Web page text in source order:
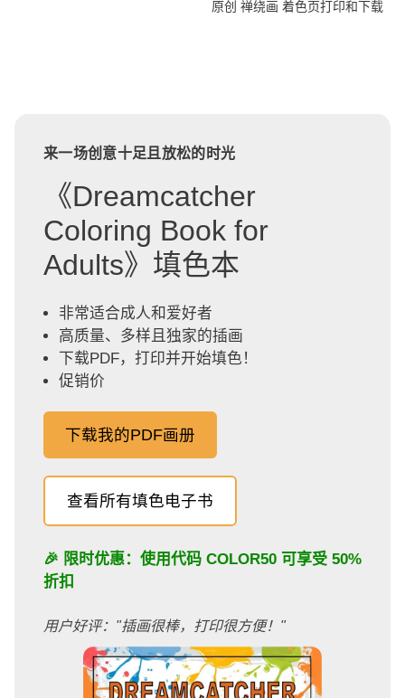
原创 禅绕画 着色页打印和下载
来一场创意十足且放松的时光
《Dreamcatcher
Coloring Book for
Adults》填色本
非常适合成人和爱好者
高质量、多样且独家的插画
下载PDF，打印并开始填色！
促销价
下载我的PDF画册
查看所有填色电子书
🎉 限时优惠：使用代码 COLOR50 可享受 50%
折扣
用户好评："插画很棒，打印很方便！"